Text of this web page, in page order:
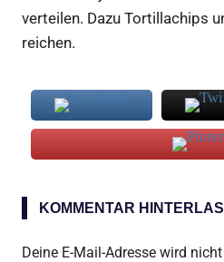
verteilen. Dazu Tortillachips
reichen.
Galia-
KOMMENTAR
Deine E-Mail-Adresse wird